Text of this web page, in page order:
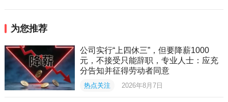
为您推荐
公司实行“上四休三”，但要降薪1000
元，不接受只能辞职，专业人士：应充
分告知并征得劳动者同意
热点关注 2026年8月7日